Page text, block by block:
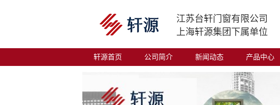
江苏台轩门窗有限公司
上海轩源集团下属单位
轩源首页 公司简介 新闻动态 产品中心